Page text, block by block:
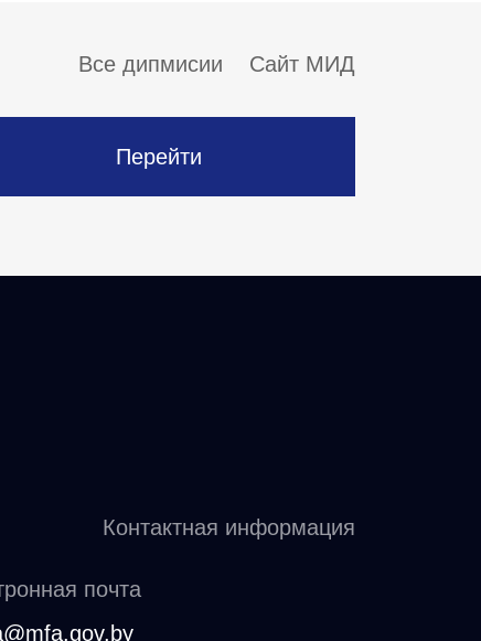
Все дипмисии Сайт МИД
Перейти
Контактная информация
почта